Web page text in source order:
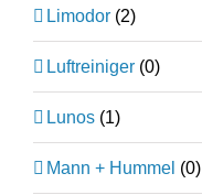
Limodor (2)
Luftreiniger (0)
Lunos (1)
Mann + Hummel (0)